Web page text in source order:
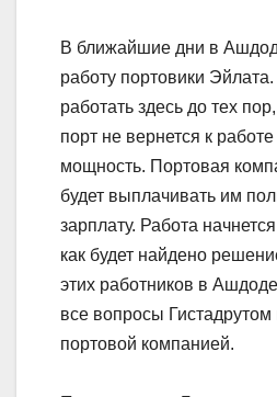
В ближайшие дни в
работу портовики
работать здесь до тех
порт не вернется к
мощность. Портовая
будет выплачивать им
зарплату. Работа
как будет найдено
этих работников в
все вопросы Гистадрутом
портовой компанией.